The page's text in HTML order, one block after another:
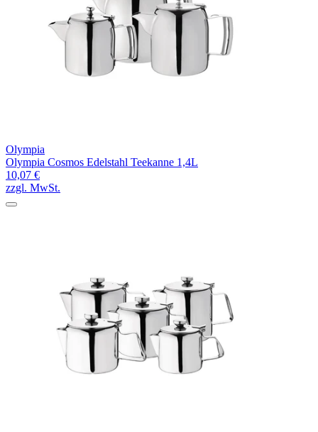
Olympia
Olympia Cosmos Edelstahl Teekanne 1,4L
10,07 €
zzgl. MwSt.